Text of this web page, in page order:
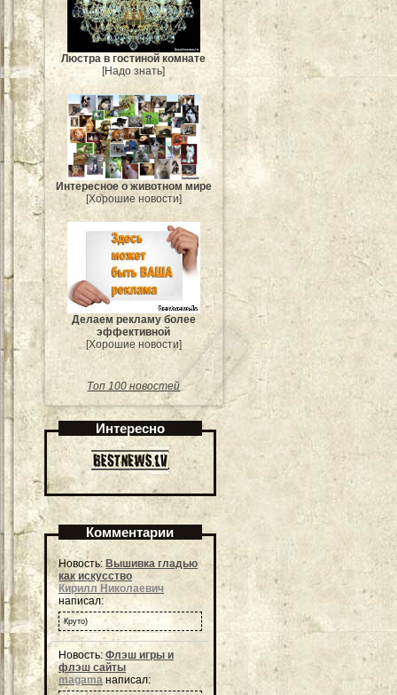
Люстра в гостиной комнате
[Надо знать]
Интересное о животном мире
[Хорошие новости]
Делаем рекламу более
эффективной
[Хорошие новости]
Топ 100 новостей
Интересно
Комментарии
Новость: Вышивка гладью
как искусство
Кирилл Николаевич
написал:
Круто)
Новость: Флэш игры и
флэш сайты
magamaнаписал: